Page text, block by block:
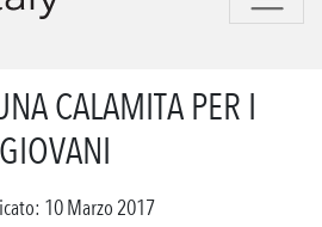
CALAMITA PER I
GIOVANI
10 Marzo 2017